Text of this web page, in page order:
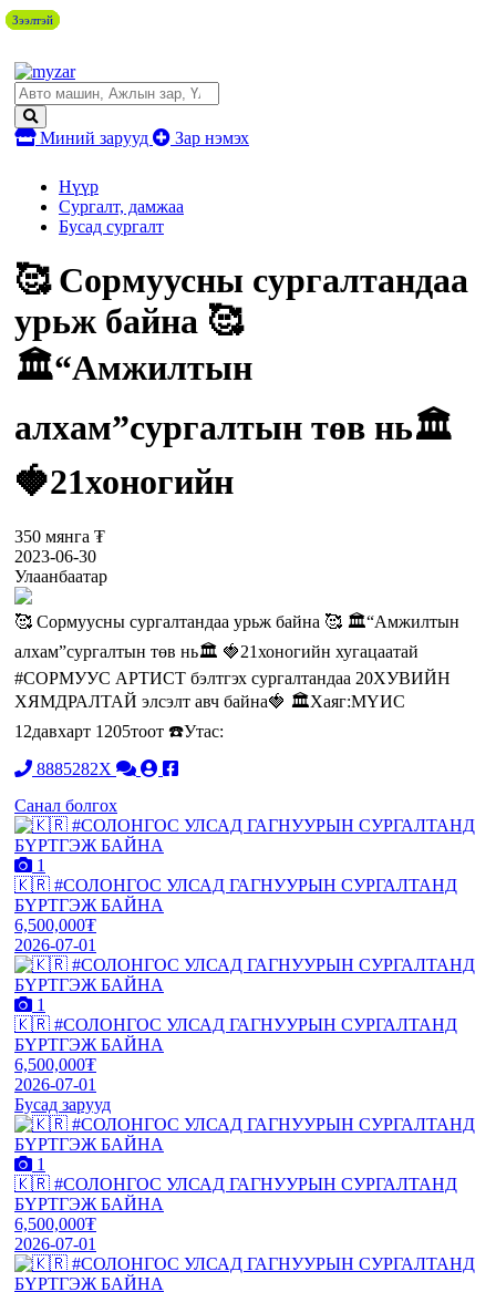
Миний зарууд Зар нэмэх
Нүүр
Сургалт, дамжаа
Бусад сургалт
🥰 Сормуусны сургалтандаа
урьж байна 🥰
🏛“Амжилтын
алхам”сургалтын төв нь🏛
🍓21хоногийн
350 мянга ₮
2023-06-30
Улаанбаатар
🥰 Сормуусны сургалтандаа урьж байна 🥰 🏛“Амжилтын
алхам”сургалтын төв нь🏛 🍓21хоногийн хугацаатай
#СОРМУУС АРТИСТ бэлтгэх сургалтандаа 20ХУВИЙН
ХЯМДРАЛТАЙ элсэлт авч байна🍓 🏛Хаяг:МҮИС
12давхарт 1205тоот ☎️Утас:
8885282X
Санал болгох
Зээлтэй
1
🇰🇷 #СОЛОНГОС УЛСАД ГАГНУУРЫН СУРГАЛТАНД
БҮРТГЭЖ БАЙНА
6,500,000₮
2026-07-01
Зээлтэй
1
🇰🇷 #СОЛОНГОС УЛСАД ГАГНУУРЫН СУРГАЛТАНД
БҮРТГЭЖ БАЙНА
6,500,000₮
2026-07-01
Бусад зарууд
Зээлтэй
1
🇰🇷 #СОЛОНГОС УЛСАД ГАГНУУРЫН СУРГАЛТАНД
БҮРТГЭЖ БАЙНА
6,500,000₮
2026-07-01
Зээлтэй